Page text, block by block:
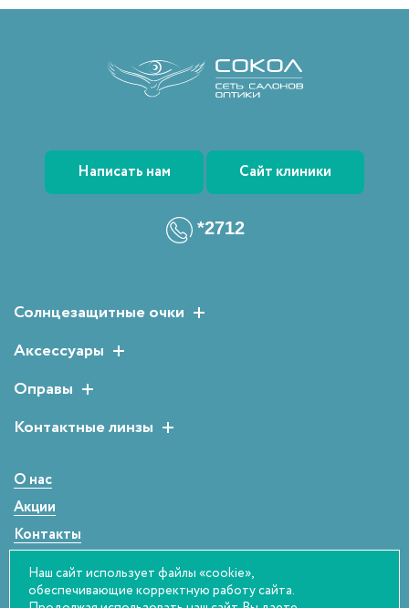
Написать нам Сайт клиники
*2712
Солнцезащитные очки
Мужские солнцезащитные очки
Детские солнцезащитные очки
Аксессуары
Аксессуары для очков
Оправы
Детские оправы
Контактные линзы
Однодневные
Сферические
О нас
Акции
Контакты
Статьи
Оплата и возврат
Наш сайт использует файлы «cookie»,
обеспечивающие корректную работу сайта.